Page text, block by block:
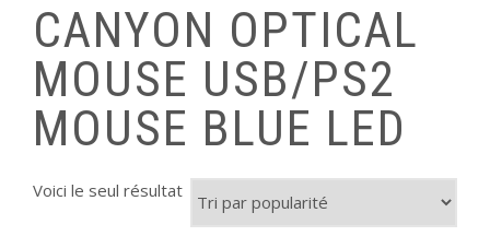
CANYON OPTICAL
MOUSE USB/PS2
MOUSE BLUE LED
Voici le seul résultat